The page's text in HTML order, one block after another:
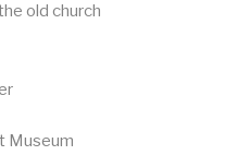
old church
Museum